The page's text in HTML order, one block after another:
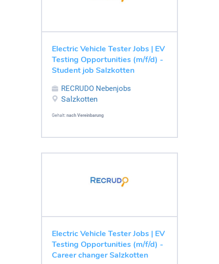
Electric Vehicle Tester Jobs | EV
Testing Opportunities (m/f/d) -
Student job Salzkotten
RECRUDO Nebenjobs
Salzkotten
Gehalt: nach Vereinbarung
Electric Vehicle Tester Jobs | EV
Testing Opportunities (m/f/d) -
Career changer Salzkotten